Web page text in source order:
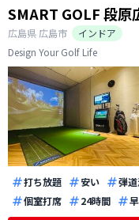
SMART GOLF 段原
広島県 広島市
インドア
Design Your Golf Life
打ち放題 安い 弾
個室打席
24時間